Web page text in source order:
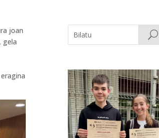
joan
gela